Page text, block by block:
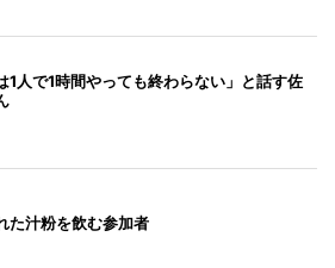
1人で1時間やっても終わらない」と話す佐
た汁粉を飲む参加者